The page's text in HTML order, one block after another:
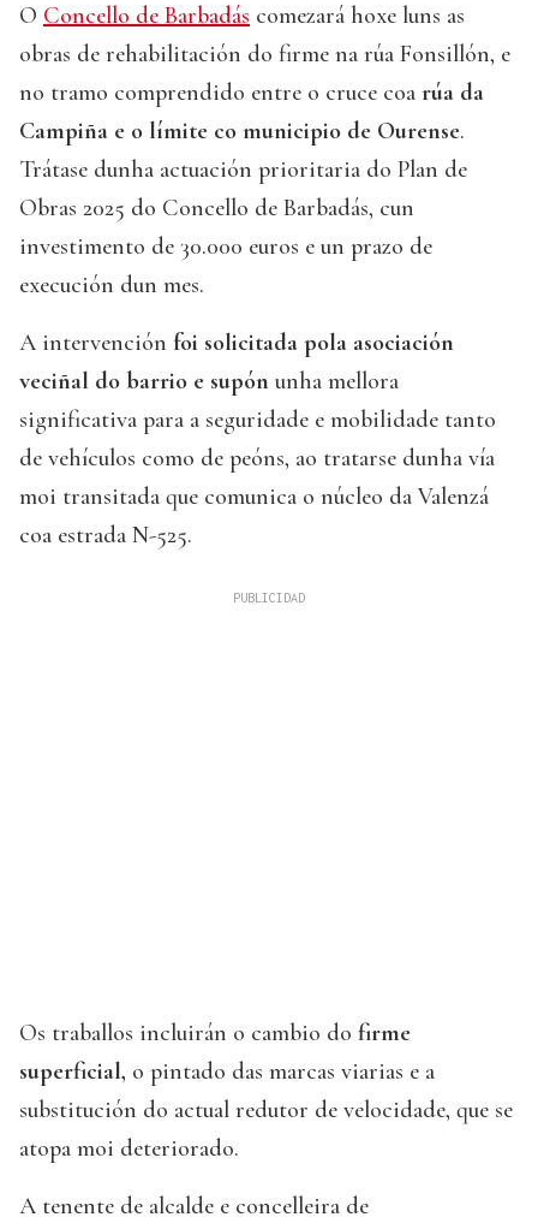
O Concello de Barbadás comezará hoxe luns as
obras de rehabilitación do firme na rúa Fonsillón, e
no tramo comprendido entre o cruce coa rúa da
Campiña e o límite co municipio de Ourense.
Trátase dunha actuación prioritaria do Plan de
Obras 2025 do Concello de Barbadás, cun
investimento de 30.000 euros e un prazo de
execución dun mes.
A intervención foi solicitada pola asociación
veciñal do barrio e supón unha mellora
significativa para a seguridade e mobilidade tanto
de vehículos como de peóns, ao tratarse dunha vía
moi transitada que comunica o núcleo da Valenzá
coa estrada N-525.
Os traballos incluirán o cambio do firme
superficial, o pintado das marcas viarias e a
substitución do actual redutor de velocidade, que se
atopa moi deteriorado.
A tenente de alcalde e concelleira de